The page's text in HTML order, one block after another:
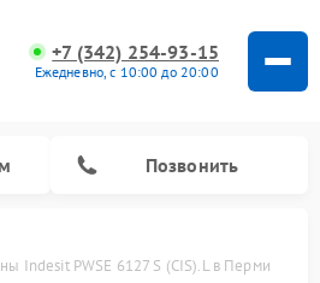
+7 (342) 254-93-15
Ежедневно, с 10:00 до 20:00
Позвонить
Indesit PWSE 6127 S (CIS).L в Перми